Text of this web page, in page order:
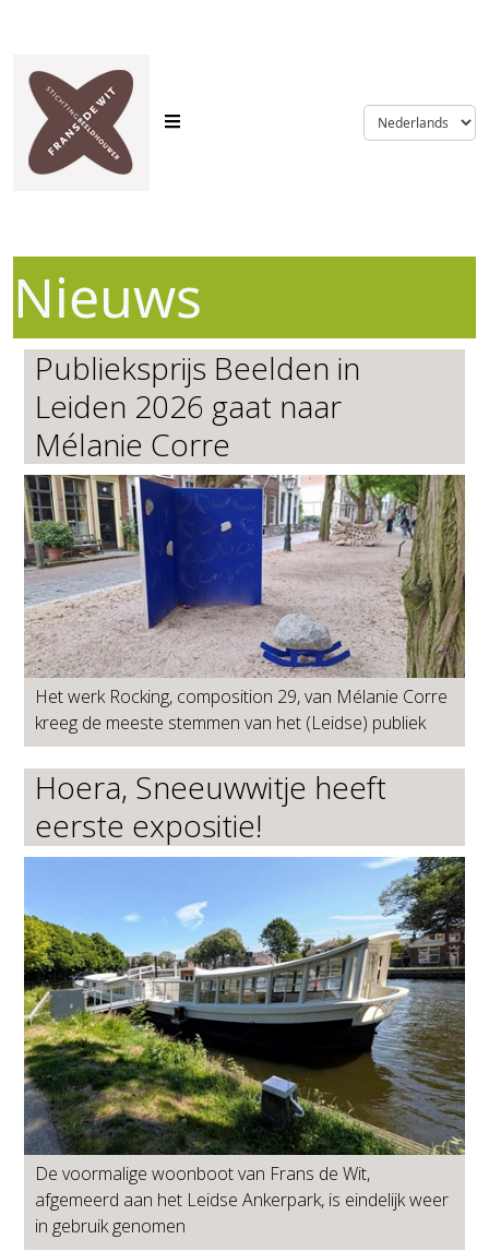
language
Nieuws
Publieksprijs Beelden in
Leiden 2026 gaat naar
Mélanie Corre
Het werk Rocking, composition 29, van Mélanie Corre
kreeg de meeste stemmen van het (Leidse) publiek
Hoera, Sneeuwwitje heeft
eerste expositie!
De voormalige woonboot van Frans de Wit,
afgemeerd aan het Leidse Ankerpark, is eindelijk weer
in gebruik genomen